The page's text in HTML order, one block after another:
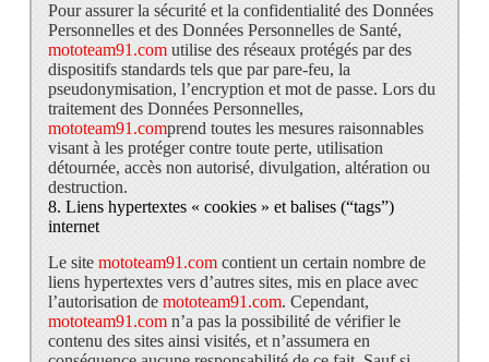
Pour assurer la sécurité et la confidentialité des Données
Personnelles et des Données Personnelles de Santé,
mototeam91.comutilise des réseaux protégés par des
dispositifs standards tels que par pare-feu, la
pseudonymisation, l’encryption et mot de passe. Lors du
traitement des Données Personnelles,
mototeam91.comprend toutes les mesures raisonnables
visant à les protéger contre toute perte, utilisation
détournée, accès non autorisé, divulgation, altération ou
destruction.
8. Liens hypertextes « cookies » et balises (“tags”)
internet
Le site mototeam91.comcontient un certain nombre de
liens hypertextes vers d’autres sites, mis en place avec
l’autorisation de mototeam91.com. Cependant,
mototeam91.comn’a pas la possibilité de vérifier le
contenu des sites ainsi visités, et n’assumera en